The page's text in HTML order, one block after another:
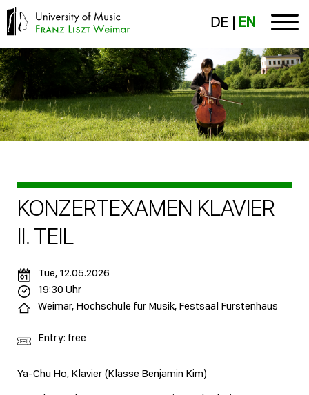
DE EN
KONZERTEXAMEN KLAVIER
II. TEIL
Ya-Chu Ho, Klavier (Klasse Benjamin Kim)
Tue, 12.05.2026
19:30 Uhr
Weimar, Hochschule für Musik, Festsaal Fürstenhaus
Entry: free